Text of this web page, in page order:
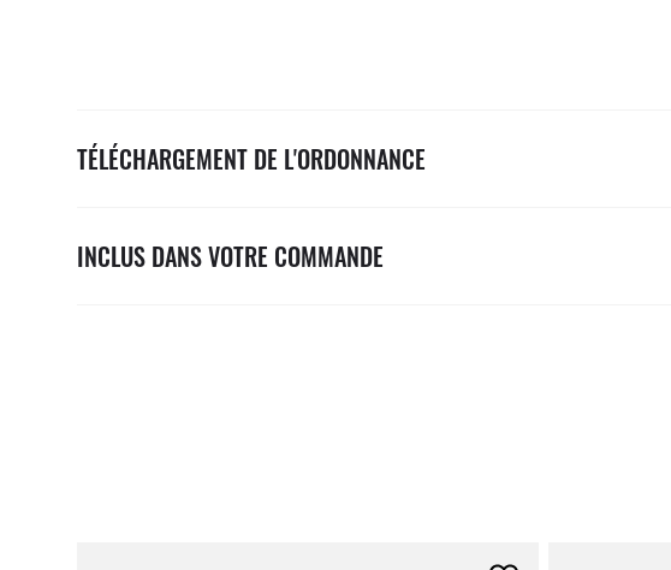
TÉLÉCHARGEMENT DE L'ORDONNANCE
INCLUS DANS VOTRE COMMANDE